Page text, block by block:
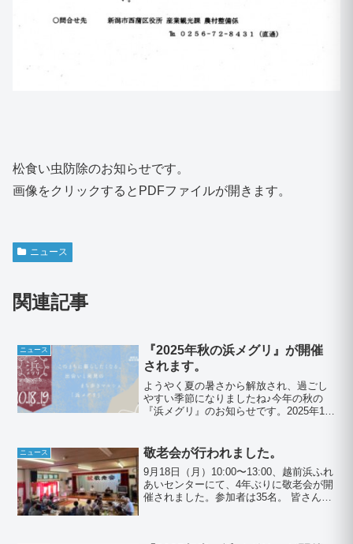
松食い虫防除のお知らせです。
画像をクリックするとPDFファイルが開きます。
ニュース
関連記事
ニュース
『2025年秋の浜メグリ』が開催
されます。
ようやく夏の暑さから解放され、過ごし
やすい季節になりましたね♪今年の秋の
『浜メグリ』のお知らせです。2025年10
ますので、マップをご覧になってお越し
下さい。📥パ...
ニュース 敬老会が行われました。
9月18日（月）10:00〜13:00、越前浜ふれ
あいセンターにて、4年ぶりに敬老会が開
催されました。参加者は35名。 皆さん、